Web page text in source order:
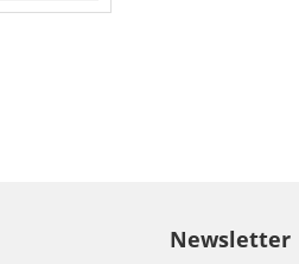
Newsletter